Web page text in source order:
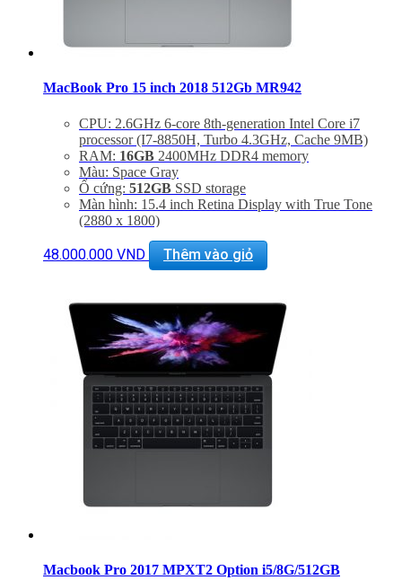
MacBook Pro 15 inch 2018 512Gb MR942
CPU: 2.6GHz 6-core 8th-generation Intel Core i7
processor (I7-8850H, Turbo 4.3GHz, Cache 9MB)
RAM: 16GB 2400MHz DDR4 memory
Màu: Space Gray
Ổ cứng: 512GB SSD storage
Màn hình: 15.4 inch Retina Display with True Tone
(2880 x 1800)
memory
Hỗ trợ 4 cổng Thunderbolt 3 tốc độ cao
Hỗ trợ cài đặt phần mềm miễn phí trọn đời
48.000.000 VND Thêm vào giỏ
Macbook Pro 2017 MPXT2 Option i5/8G/512GB